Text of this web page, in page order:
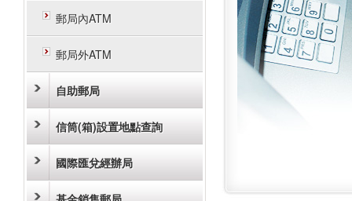
郵局內ATM
郵局外ATM
自助郵局
信筒(箱)設置地點查詢
國際匯兌經辦局